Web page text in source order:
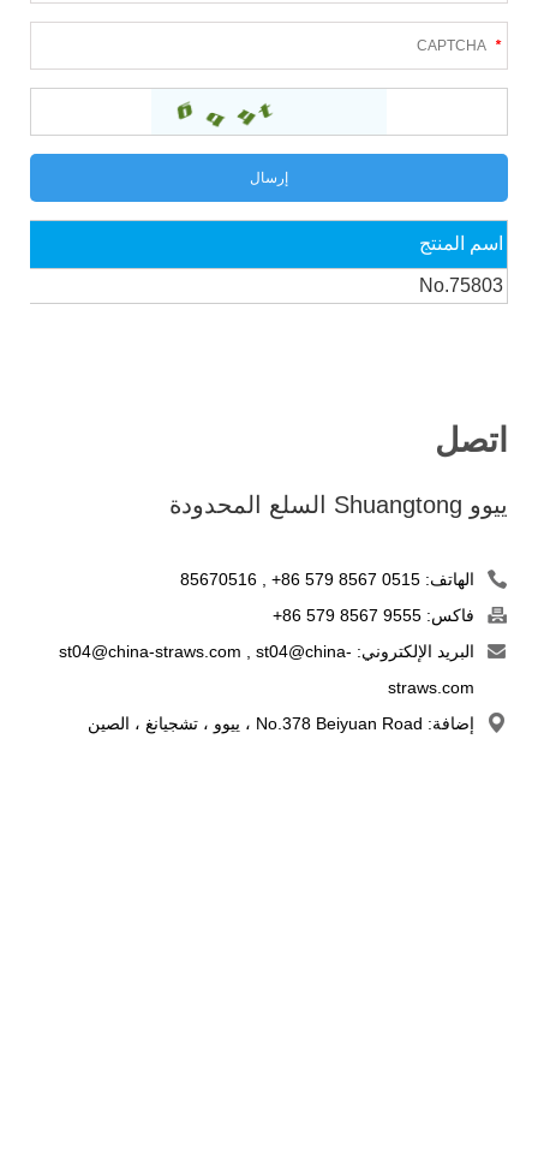
اسم المنتج
No.75803
اتصل
ييوو Shuangtong السلع المحدودة
الهاتف: +86 579 8567 0515
85670516
فاكس: +86 579 8567 9555
البريد الإلكتروني:
st04@china-straws.com
st04@china-
straws.com
إضافة: No.378 Beiyuan Road ، ييوو ، تشجيانغ ، الصين